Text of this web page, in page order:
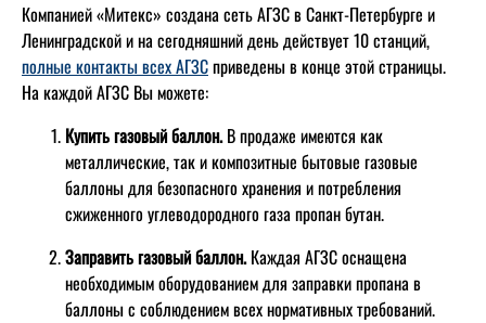
Компанией «Митекс» создана сеть АГЗС в Санкт-Петербурге и
Ленинградской и на сегодняшний день действует 10 станций,
полные контакты всех АГЗСприведены в конце этой страницы.
На каждой АГЗС Вы можете:
Купить газовый баллон.В продаже имеются как
металлические, так и композитные бытовые газовые
баллоны для безопасного хранения и потребления
сжиженного углеводородного газа пропан бутан.
Заправить газовый баллон.Каждая АГЗС оснащена
необходимым оборудованием для заправки пропана в
баллоны с соблюдением всех нормативных требований.